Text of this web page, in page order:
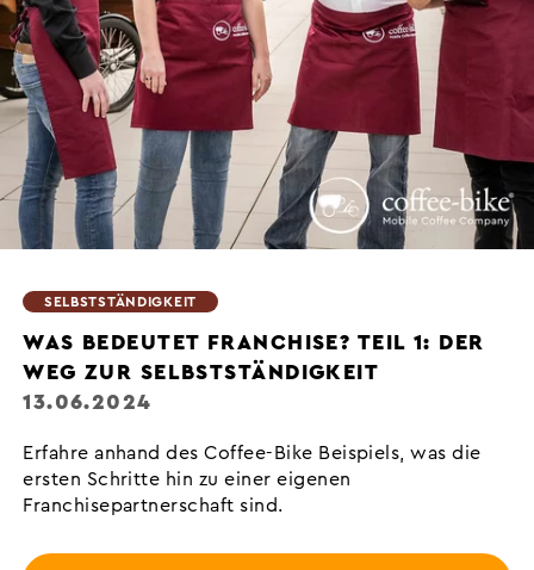
SELBSTSTÄNDIGKEIT
WAS BEDEUTET FRANCHISE? TEIL 1: DER
WEG ZUR SELBSTSTÄNDIGKEIT
13.06.2024
Erfahre anhand des Coffee-Bike Beispiels, was die
ersten Schritte hin zu einer eigenen
Franchisepartnerschaft sind.